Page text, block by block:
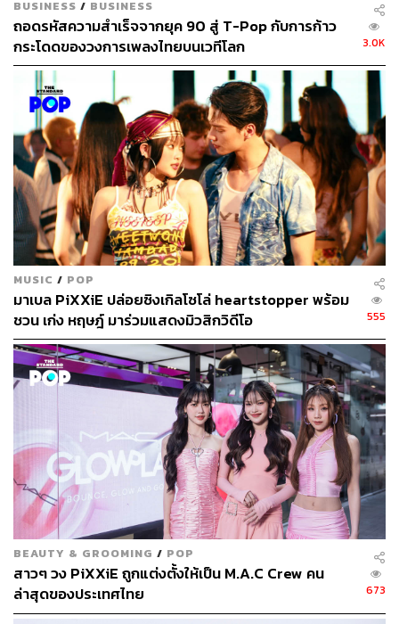
BUSINESS / BUSINESS
ถอดรหัสความสำเร็จจากยุค 90 สู่ T-Pop กับการก้าว
กระโดดของวงการเพลงไทยบนเวทีโลก
3.0K
MUSIC / POP
มาเบล PiXXiE ปล่อยซิงเกิลโซโล่ heartstopper พร้อม
ชวน เก่ง หฤษฎ์ มาร่วมแสดงมิวสิกวิดีโอ
555
BEAUTY & GROOMING / POP
สาวๆ วง PiXXiE ถูกแต่งตั้งให้เป็น M.A.C Crew คน
ล่าสุดของประเทศไทย
673